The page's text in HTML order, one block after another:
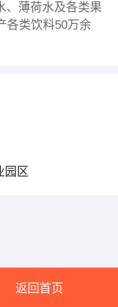
、薄荷水及各类果
各类饮料50万余
园区
返回首页